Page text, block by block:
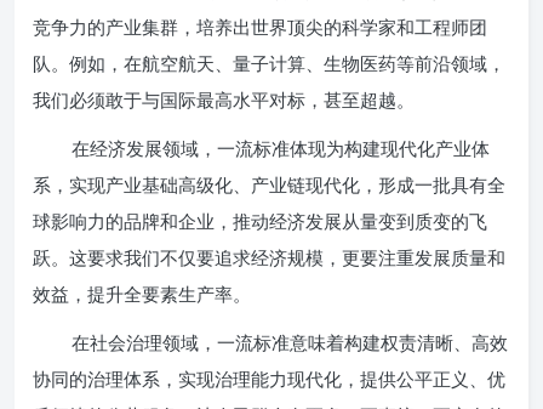
竞争力的产业集群，培养出世界顶尖的科学家和工程师团
队。例如，在航空航天、量子计算、生物医药等前沿领域，
我们必须敢于与国际最高水平对标，甚至超越。
在经济发展领域，一流标准体现为构建现代化产业体
系，实现产业基础高级化、产业链现代化，形成一批具有全
球影响力的品牌和企业，推动经济发展从量变到质变的飞
跃。这要求我们不仅要追求经济规模，更要注重发展质量和
效益，提升全要素生产率。
在社会治理领域，一流标准意味着构建权责清晰、高效
协同的治理体系，实现治理能力现代化，提供公平正义、优